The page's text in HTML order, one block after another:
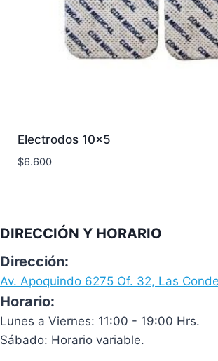
Electrodos 10×5
$6.600
DIRECCIÓN Y HORARIO
Dirección:
Av. Apoquindo 6275 Of. 32, Las
Horario:
Lunes a Viernes: 11:00 - 19:00 Hrs.
Sábado: Horario variable.